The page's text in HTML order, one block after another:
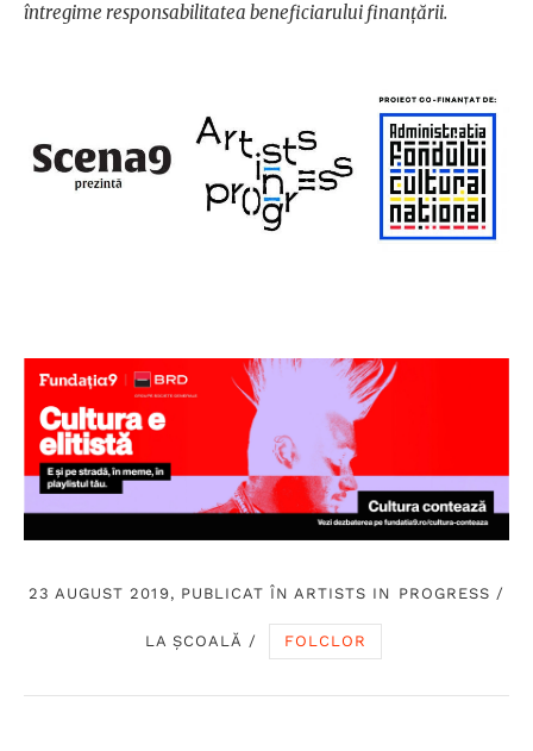
întregime responsabilitatea beneficiarului finanțării.
23 AUGUST 2019, PUBLICAT ÎNARTISTS IN PROGRESS /
LA ȘCOALĂ / FOLCLOR